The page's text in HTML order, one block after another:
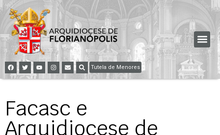
Tutela de Menores
Facasc e
Arquidiocese de